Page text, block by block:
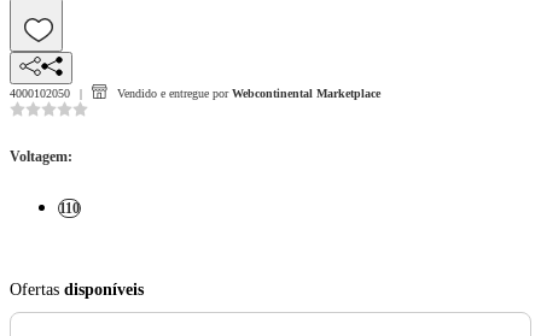
4000102050 Vendido e entregue por Webcontinental Marketplace
Voltagem:
110
Ofertas disponíveis